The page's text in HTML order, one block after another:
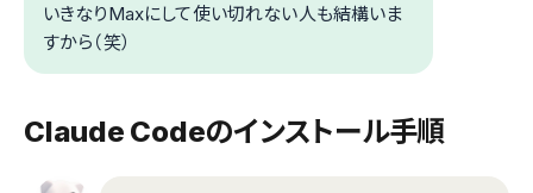
いきなりMaxにして使い切れない人も結構いま
すから（笑）
Claude Codeのインストール手順